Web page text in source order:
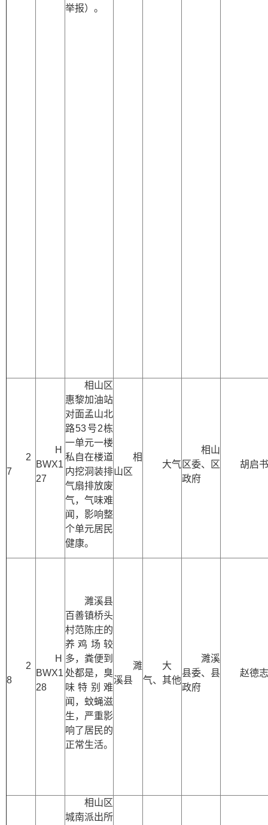
举报）。
2
7
H
BWX1
27
相山区
惠黎加油站
对面孟山北
路53号2栋
一单元一楼
私自在楼道
内挖洞装排
气扇排放废
气，气味难
闻，影响整
个单元居民
健康。
相
山区
大气
相山
区委、区
政府
胡启
2
8
H
BWX1
28
濉溪县
百善镇桥头
村范陈庄的
养鸡场较
多，粪便到
处都是，臭
味特别难
闻，蚊蝇滋
生，严重影
响了居民的
正常生活。
濉
溪县
大
气、其他
濉溪
县委、县
政府
赵德
相山区
城南派出所